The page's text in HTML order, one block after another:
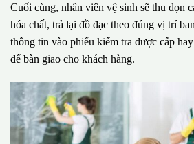
Cuối cùng, nhân viên vệ sinh sẽ thu dọn
hóa chất, trả lại đồ đạc theo đúng vị trí
thông tin vào phiếu kiểm tra được cấp
để bàn giao cho khách hàng.